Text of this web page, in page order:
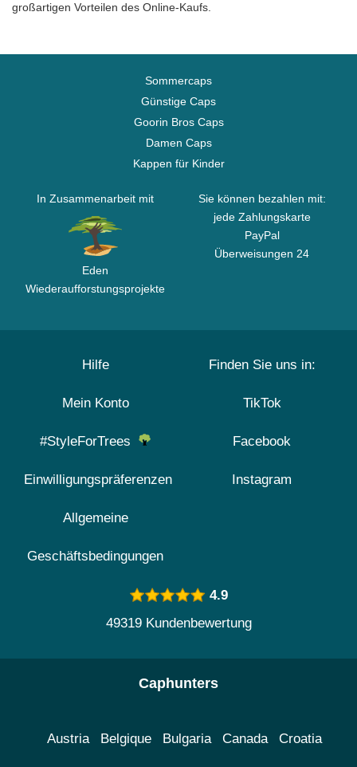
großartigen Vorteilen des Online-Kaufs.
Sommercaps
Günstige Caps
Goorin Bros Caps
Damen Caps
Kappen für Kinder
In Zusammenarbeit mit
Eden
Wiederaufforstungsprojekte
Sie können bezahlen mit:
jede Zahlungskarte
PayPal
Überweisungen 24
Hilfe
Mein Konto
#StyleForTrees
Einwilligungspräferenzen
Allgemeine
Geschäftsbedingungen
Finden Sie uns in:
TikTok
Facebook
Instagram
4.9
49319 Kundenbewertung
Caphunters
Austria Belgique Bulgaria Canada Croatia